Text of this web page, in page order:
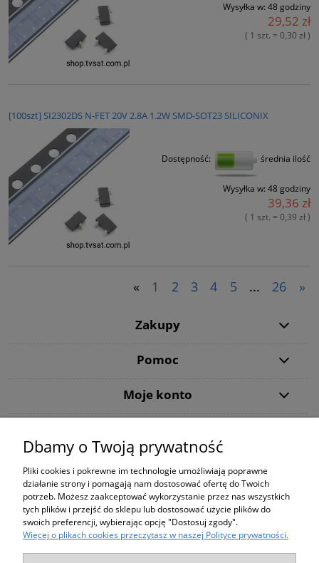
Wysyłka w: 48 godziny
29,52 zł
( 1 szt. = 0,30 zł )
[100szt] SI2302DS N-FET 20V 2.8A 1.2W SMD-SOT23 SILICONIX
Dostępność: średnia ilość
Wysyłka w: 48 godziny
39,36 zł
( 1 szt. = 0,39 zł )
« 1 2 3 4 5 ... 26 »
Zakupy
Pomoc
Moje konto
Szczegółowe informacje w Polityce prywatności.
PODANE CENY NA STRONIE DOTYCZĄ WYŁĄCZNIE ZAKUPÓW ZA
POŚREDNICTWEM STRONY shop.tvsat.com.pl !
Using the storemeansconsent to the useof cookies.For details,
see ourPrivacy Policy.
THE PRICES ON THE SITE APPLY ONLY TO PURCHASING THROUGH
THE SITE shop.tvsat.com.pl !
Dbamy o Twoją prywatność
Pliki cookies i pokrewne im technologie umożliwiają poprawne
działanie strony i pomagają nam dostosować ofertę do Twoich
potrzeb. Możesz zaakceptować wykorzystanie przez nas wszystkich
tych plików i przejść do sklepu lub dostosować użycie plików do
swoich preferencji, wybierając opcję "Dostosuj zgody".
Więcej o plikach cookies przeczytasz w naszej Polityce prywatności.